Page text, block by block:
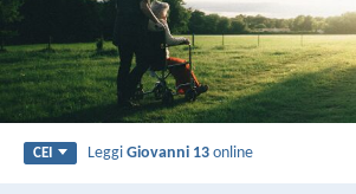
CEI LeggiGiovanni 13 online